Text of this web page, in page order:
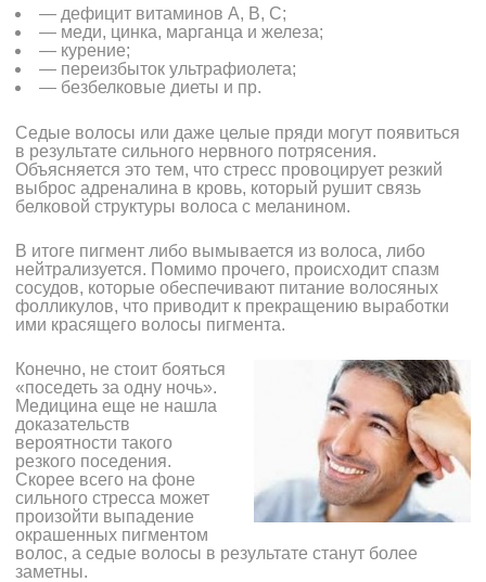
— дефицит витаминов А, В, С;
— меди, цинка, марганца и железа;
— курение;
— переизбыток ультрафиолета;
— безбелковые диеты и пр.
Седые волосы или даже целые пряди могут появиться
в результате сильного нервного потрясения.
Объясняется это тем, что стресс провоцирует резкий
выброс адреналина в кровь, который рушит связь
белковой структуры волоса с меланином.
В итоге пигмент либо вымывается из волоса, либо
нейтрализуется. Помимо прочего, происходит спазм
сосудов, которые обеспечивают питание волосяных
фолликулов, что приводит к прекращению выработки
ими красящего волосы пигмента.
Конечно, не стоит бояться
«поседеть за одну ночь».
Медицина еще не нашла
доказательств
вероятности такого
резкого поседения.
Скорее всего на фоне
сильного стресса может
произойти выпадение
окрашенных пигментом
волос, а седые волосы в результате станут более
заметны.